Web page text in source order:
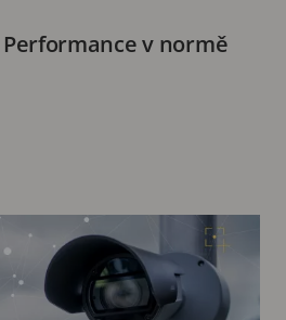
Performance v normě